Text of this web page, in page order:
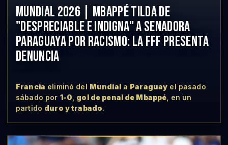
MUNDIAL 2026 | MBAPPÉ TILDA DE
"DESPRECIABLE E INDIGNA" A SENADORA
PARAGUAYA POR RACISMO: LA FFF PRESENTA
DENUNCIA
Francia eliminó del Mundiala Paraguay el pasado
sábado por 1-0 gol de penal de Mbappé , en un
partido duro y trabado.